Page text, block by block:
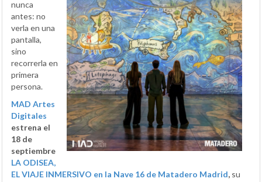
nunca
antes: no
verla en una
pantalla,
sino
recorrerla en
primera
persona.
MAD Artes
Digitales
estrena el
18 de
septiembre
LA ODISEA,
EL VIAJE INMERSIVO en la Nave 16 de Matadero Madrid, su